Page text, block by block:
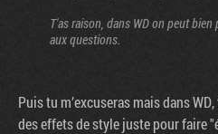
T'as raison, dans WD on peut
aux questions.
Puis tu m’excuseras mais dans
des effets de style juste pour faire